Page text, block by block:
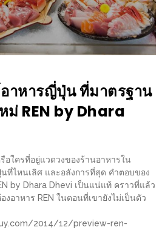
าหารญี่ปุ่น ที่มาตรฐาน
ม่ REN by Dhara
อใครที่อยู่แวดวงของร้านอาหารใน
ที่ไหนเลิศ และอลังการที่สุด คำตอบของ
by Dhara Dhevi เป็นแน่แท้ คราวที่แล้ว
อาหาร REN ในตอนที่เขายังไม่เป็นตัว
2014/12/preview-ren-